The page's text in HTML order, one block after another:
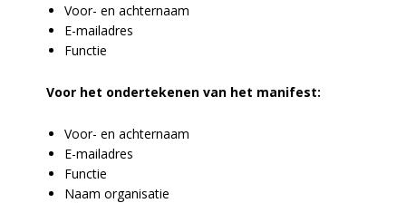
Voor- en achternaam
E-mailadres
Functie
Voor het ondertekenen van het manifest:
Voor- en achternaam
E-mailadres
Functie
Naam organisatie